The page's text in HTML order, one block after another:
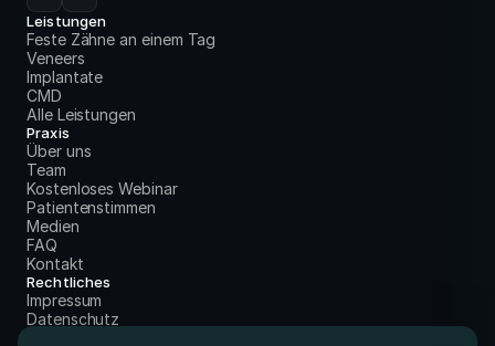
Leistungen
Feste Zähne an einem Tag
Veneers
Implantate
CMD
Alle Leistungen
Praxis
Über uns
Team
Kostenloses Webinar
Patientenstimmen
Medien
FAQ
Kontakt
Rechtliches
Impressum
Datenschutz